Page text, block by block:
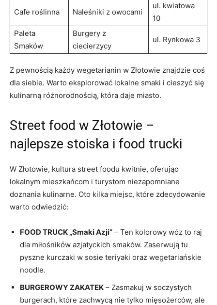
Cafe roślinna Naleśniki z owocami
ul. kwiatowa
10
Paleta
Smaków
Burgery z
ciecierzycy
ul. Rynkowa 3
Z pewnością każdy wegetarianin w Złotowie znajdzie coś
dla siebie. Warto eksplorować lokalne smaki i cieszyć się
kulinarną różnorodnością, która daje miasto.
Street food w Złotowie –
najlepsze stoiska i food trucki
W Złotowie, kultura street foodu kwitnie, oferując
lokalnym mieszkańcom i turystom niezapomniane
doznania kulinarne. Oto kilka miejsc, które zdecydowanie
warto odwiedzić:
FOOD TRUCK „Smaki Azji” – Ten kolorowy wóz to raj
dla miłośników azjatyckich smaków. Zaserwują tu
pyszne kurczaki w sosie teriyaki oraz wegetariańskie
noodle.
BURGEROWY ZAKATEK – Zasmakuj w soczystych
burgerach, które zachwycą nie tylko mięsożerców, ale